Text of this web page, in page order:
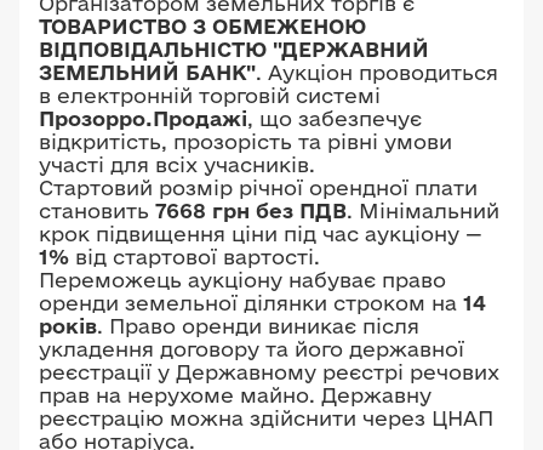
ТОВАРИСТВО З ОБМЕЖЕНОЮ
ВІДПОВІДАЛЬНІСТЮ "ДЕРЖАВНИЙ
ЗЕМЕЛЬНИЙ БАНК". Аукціон проводиться
в електронній торговій системі
Прозорро.Продажі, що забезпечує
відкритість, прозорість та рівні умови
участі для всіх учасників.
Стартовий розмір річної орендної плати
становить 7668 грн без ПДВ. Мінімальний
крок підвищення ціни під час аукціону —
1% від стартової вартості.
Переможець аукціону набуває право
оренди земельної ділянки строком на 14
років. Право оренди виникає після
укладення договору та його державної
реєстрації у Державному реєстрі речових
прав на нерухоме майно. Державну
реєстрацію можна здійснити через ЦНАП
або нотаріуса.